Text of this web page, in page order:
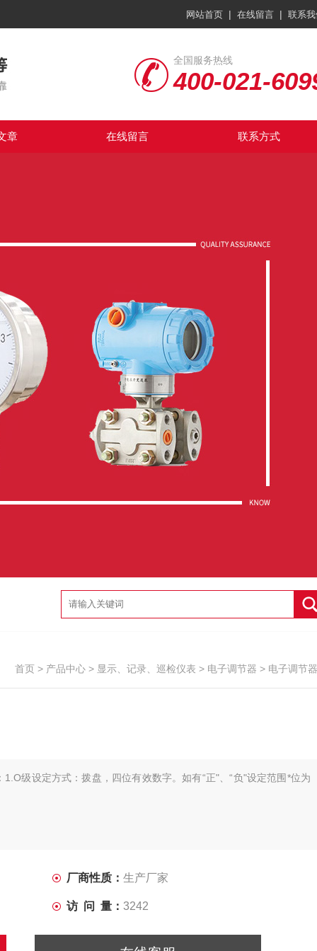
网站首页 | 在线留言 | 联系
全国服务热线
400-021-
章 在线留言 联系方式
首页 > 产品中心 > 显示、记录、巡检仪表 > 电子调节器 > 电子调节器
级设定方式：拨盘，四位有效数字。如有“正"、“负"设定范围*位为
厂商性质： 生产厂家
访 问 量： 3242